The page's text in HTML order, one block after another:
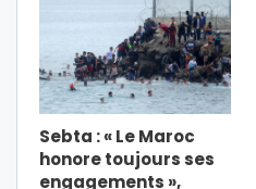
Sebta : « Le Maroc
honore toujours ses
engagements »,